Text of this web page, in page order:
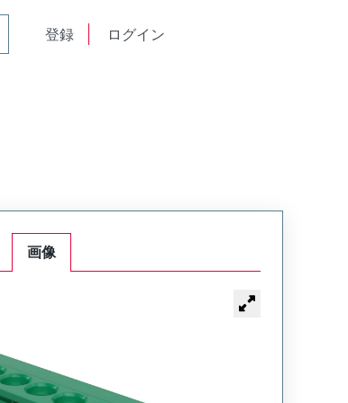
登録 ログイン
画像